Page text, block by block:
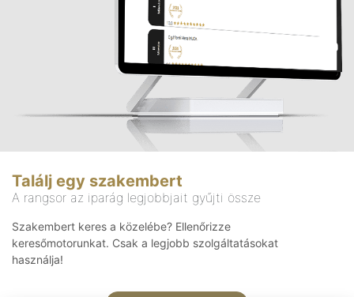
Találj egy szakembert
A rangsor az iparág legjobbjait gyűjti össze
Szakembert keres a közelébe? Ellenőrizze
keresőmotorunkat. Csak a legjobb szolgáltatásokat
használja!